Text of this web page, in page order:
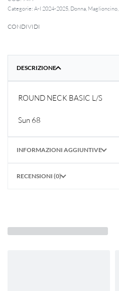
Categorie: A-I 2024-2025, Donna, Maglioncino,
CONDIVIDI
DESCRIZIONE
ROUND NECK BASIC L/S
Sun 68
INFORMAZIONI AGGIUNTIVE
RECENSIONI (0)